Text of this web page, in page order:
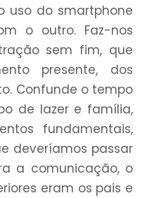
uso do smartphone
o outro. Faz-nos
sem fim, que
presente, dos
Confunde o tempo
de lazer e família,
fundamentais,
deveríamos passar
a comunicação, o
eram os pais e